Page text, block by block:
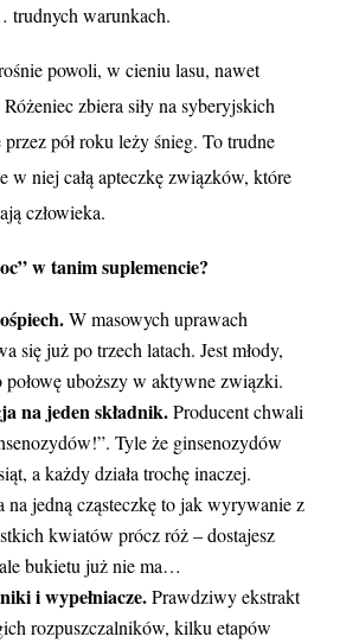
warunkach.
powoli, w cieniu lasu, nawet
zbiera siły na syberyjskich
pół roku leży śnieg. To trudne
w niej całą apteczkę związków, które
człowieka.
w tanim suplemencie?
W masowych uprawach
się już po trzech latach. Jest młody,
połowę uboższy w aktywne związki.
na jeden składnik.Producent chwali
Tyle że ginsenozydów
a każdy działa trochę inaczej.
na jedną cząsteczkę to jak wyrywanie z
kwiatów prócz róż – dostajesz
bukietu już nie ma…
i wypełniacze.Prawdziwy ekstrakt
rozpuszczalników, kilku etapów